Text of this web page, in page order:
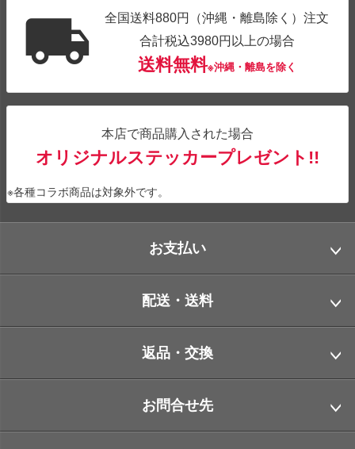
全国送料880円（沖縄・離島除く）注文
合計税込3980円以上の場合
送料無料※沖縄・離島を除く
本店で商品購入された場合
オリジナルステッカープレゼント!!
※各種コラボ商品は対象外です。
お支払い
配送・送料
返品・交換
お問合せ先